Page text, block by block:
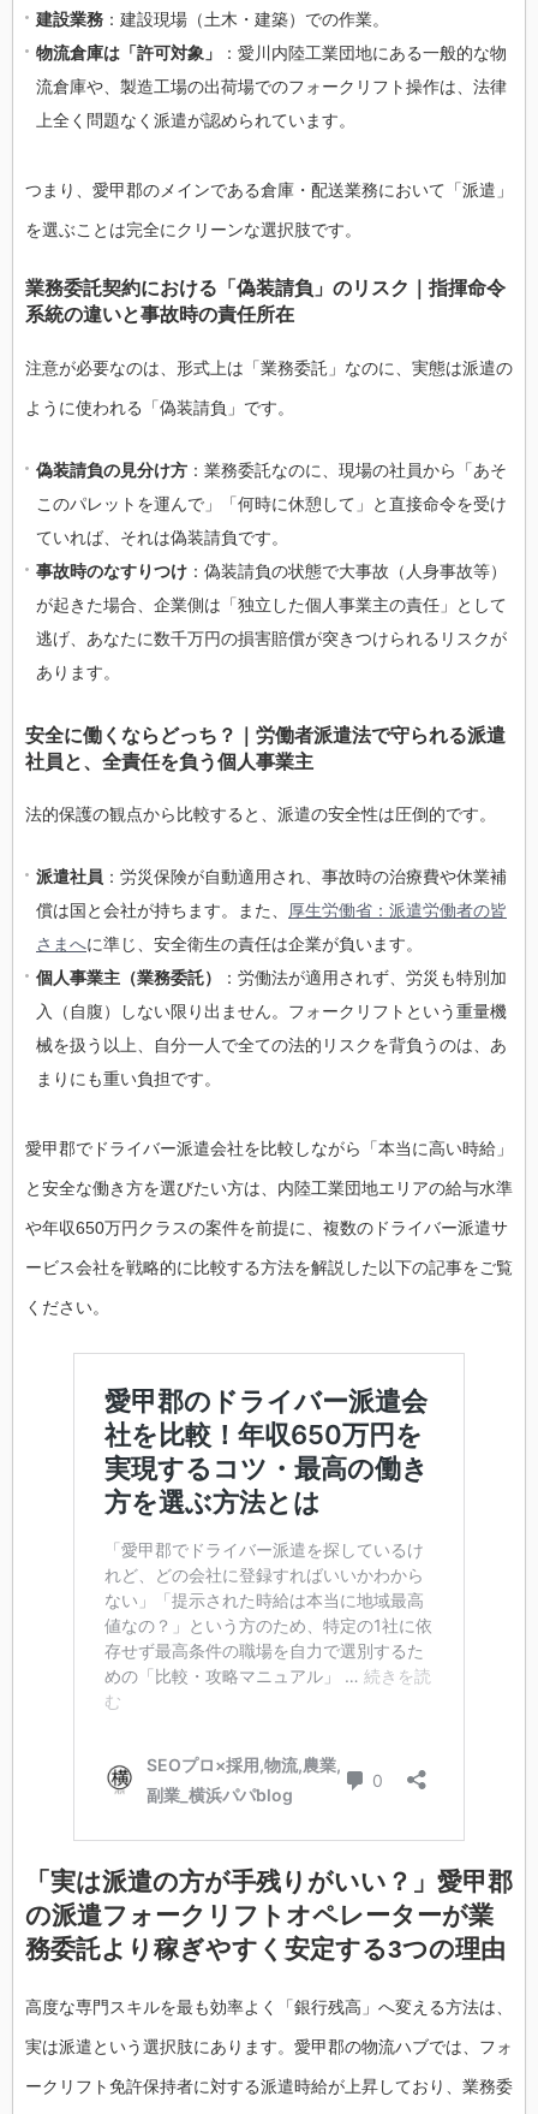
建設業務 ：建設現場（土木・建築）での作業。
物流倉庫は「許可対象」
：愛川内陸工業団地にある一般的な物
流倉庫や、製造工場の出荷場でのフォークリフト操作は、法律
上全く問題なく派遣が認められています。
つまり、愛甲郡のメインである倉庫・配送業務において「派遣」
を選ぶことは完全にクリーンな選択肢です。
業務委託契約における「偽装請負」のリスク｜指揮命令
系統の違いと事故時の責任所在
注意が必要なのは、形式上は「業務委託」なのに、実態は派遣の
ように使われる「偽装請負」です。
偽装請負の見分け方 ：業務委託なのに、現場の社員から「あそ
このパレットを運んで」「何時に休憩して」と直接命令を受け
ていれば、それは偽装請負です。
事故時のなすりつけ ：偽装請負の状態で大事故（人身事故等）
が起きた場合、企業側は「独立した個人事業主の責任」として
逃げ、あなたに数千万円の損害賠償が突きつけられるリスクが
あります。
安全に働くならどっち？｜労働者派遣法で守られる派遣
社員と、全責任を負う個人事業主
法的保護の観点から比較すると、派遣の安全性は圧倒的です。
派遣社員 ：労災保険が自動適用され、事故時の治療費や休業補
償は国と会社が持ちます。また、
厚生労働省：派遣労働者の皆
さまへに準じ、安全衛生の責任は企業が負います。
個人事業主（業務委託）
：労働法が適用されず、労災も特別加
入（自腹）しない限り出ません。フォークリフトという重量機
械を扱う以上、自分一人で全ての法的リスクを背負うのは、あ
まりにも重い負担です。
愛甲郡でドライバー派遣会社を比較しながら「本当に高い時給」
と安全な働き方を選びたい方は、内陸工業団地エリアの給与水準
や年収650万円クラスの案件を前提に、複数のドライバー派遣サ
ービス会社を戦略的に比較する方法を解説した以下の記事をご覧
ください。
「実は派遣の方が手残りがいい？」愛甲郡
の派遣フォークリフトオペレーターが業
務委託より稼ぎやすく安定する3つの理由
高度な専門スキルを最も効率よく「銀行残高」へ変える方法は、
実は派遣という選択肢にあります。愛甲郡の物流ハブでは、フォ
ークリフト免許保持者に対する派遣時給が上昇しており、業務委